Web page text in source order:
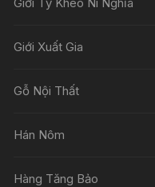
Giới Xuất Gia
Gỗ Nội Thất
Hán Nôm
Hàng Tăng Bảo